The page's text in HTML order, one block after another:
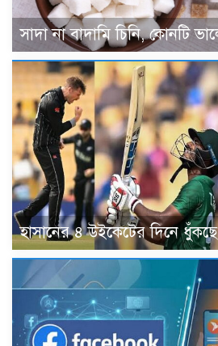
সাদা না বাদামি চিনি, কোনটি
হাসানের ৪ উইকেটের দিনে